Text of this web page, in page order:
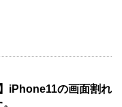
iPhone11の画面割れ